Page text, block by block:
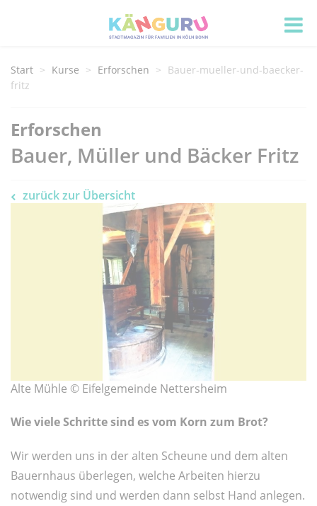
Start Kurse Erforschen
Bauer-mueller-und-baecker-
fritz
Erforschen
Bauer, Müller und Bäcker Fritz
zurück zur Übersicht
Alte Mühle © Eifelgemeinde Nettersheim
Wie viele Schritte sind es vom Korn zum Brot?
Wir werden uns in der alten Scheune und dem alten
Bauernhaus überlegen, welche Arbeiten hierzu
notwendig sind und werden dann selbst Hand anlegen.